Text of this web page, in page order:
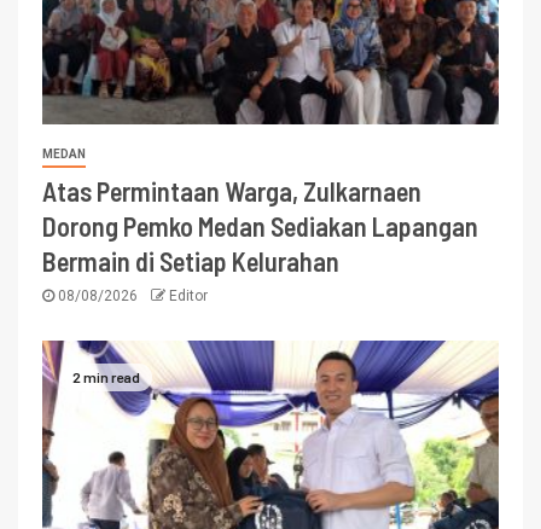
MEDAN
Atas Permintaan Warga, Zulkarnaen
Dorong Pemko Medan Sediakan Lapangan
Bermain di Setiap Kelurahan
08/08/2026 Editor
2 min read